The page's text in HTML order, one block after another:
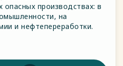
опасных производствах: в
на
и нефтепереработки.